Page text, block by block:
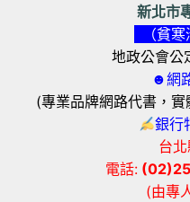
新北市
（貧
地政公會公
☻網
(專業品牌網路代書，
銀行
台
電話:
(由專